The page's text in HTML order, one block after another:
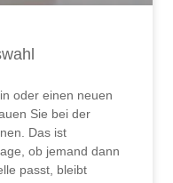
oder einen neuen
Sie bei der
Das ist
ob jemand dann
passt, bleibt